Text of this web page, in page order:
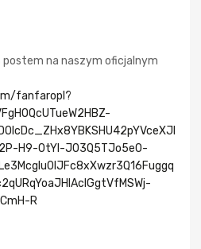
na naszym oficjalnym
fanfaropl?
H9-0tYl-J03Q5TJo5e0-
R